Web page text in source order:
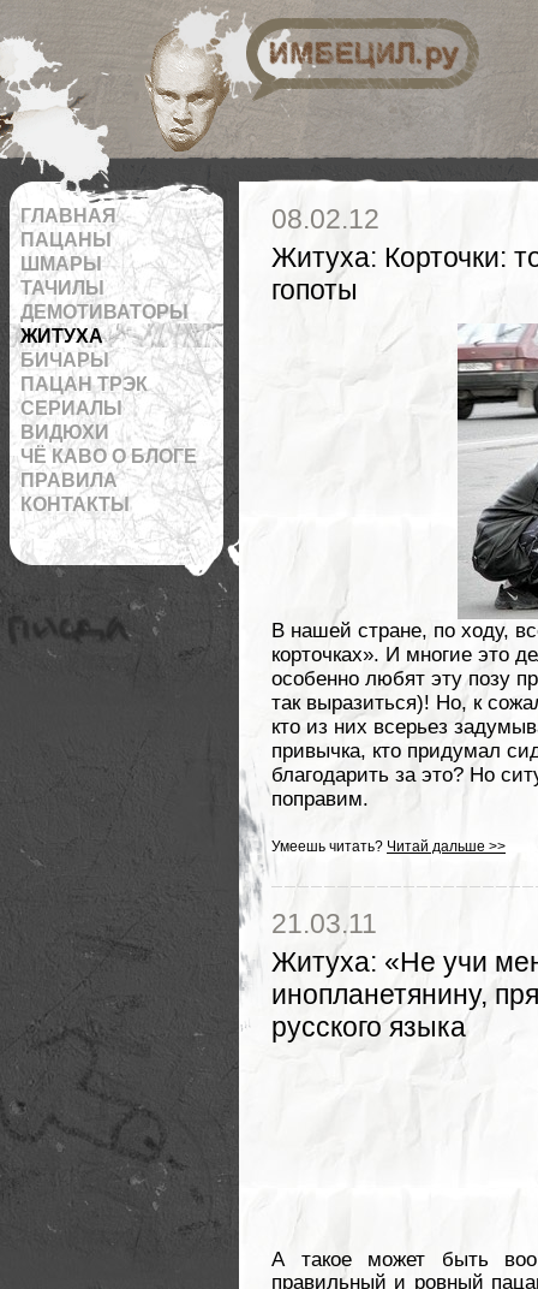
RSS
ГЛАВНАЯ
ПАЦАНЫ
ШМАРЫ
ТАЧИЛЫ
ДЕМОТИВАТОРЫ
ЖИТУХА
БИЧАРЫ
ПАЦАН ТРЭК
СЕРИАЛЫ
ВИДЮХИ
ЧЁ КАВО О БЛОГЕ
ПРАВИЛА
КОНТАКТЫ
08.02.12
Житуха: Корточки:
гопоты
В нашей стране, по ходу,
корточках». И многие это
особенно любят эту позу
так выразиться)! Но, к
кто из них всерьез
привычка, кто придумал
благодарить за это? Но
поправим.
Умеешь читать? Читай дальше >>
21.03.11
Житуха: «Не учи
инопланетянину,
русского языка
А такое может быть
правильный и ровный